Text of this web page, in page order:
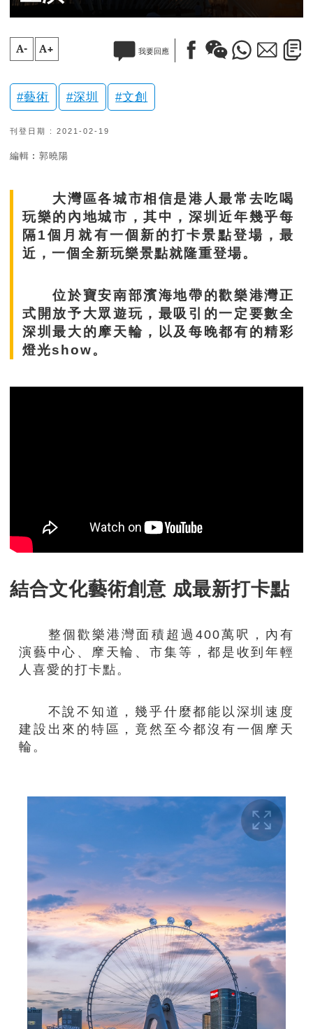
A- A+ 我要回應
藝術 深圳 文創
刊登日期 : 2021-02-19
編輯︰郭曉陽
大灣區各城市相信是港人最常去吃喝
玩樂的內地城市，其中，深圳近年幾乎每
隔1個月就有一個新的打卡景點登場，最
近，一個全新玩樂景點就隆重登場。
位於寶安南部濱海地帶的歡樂港灣正
式開放予大眾遊玩，最吸引的一定要數全
深圳最大的摩天輪，以及每晚都有的精彩
燈光show。
結合文化藝術創意 成最新打卡點
整個歡樂港灣面積超過400萬呎，內有
演藝中心、摩天輪、市集等，都是收到年輕
人喜愛的打卡點。
不說不知道，幾乎什麼都能以深圳速度
建設出來的特區，竟然至今都沒有一個摩天
輪。